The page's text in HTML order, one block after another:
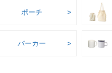
ポーチ
パーカー